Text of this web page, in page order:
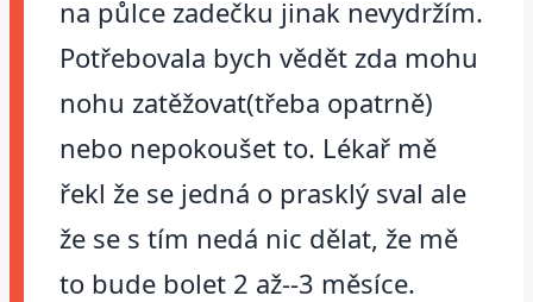
na půlce zadečku jinak nevydržím.
Potřebovala bych vědět zda mohu
nohu zatěžovat(třeba opatrně)
nebo nepokoušet to. Lékař mě
řekl že se jedná o prasklý sval ale
že se s tím nedá nic dělat, že mě
to bude bolet 2 až--3 měsíce.